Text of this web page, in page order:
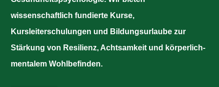
wissenschaftlich fundierte Kurse,
Kursleiterschulungen und Bildungsurlaube zur
Stärkung von Resilienz, Achtsamkeit und körperlich-
mentalem Wohlbefinden.